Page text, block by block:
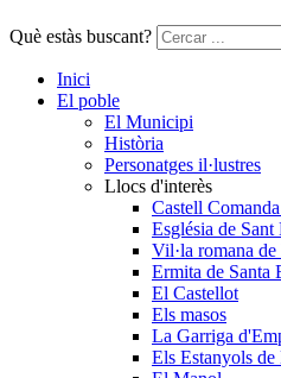
Què estàs buscant?
Inici
El poble
El Municipi
Història
Personatges il·lustres
Llocs d'interès
Castell
Església de Sant
Vil·la romana
Ermita de Santa
El Castellot
Els masos
La Garriga
Els Estanyols